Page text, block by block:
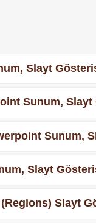
Slayt
Sunum,
Sunum,
Slayt
Slayt